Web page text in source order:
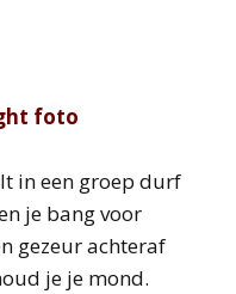
in een groep durf
je bang voor
gezeur achteraf
je je mond.